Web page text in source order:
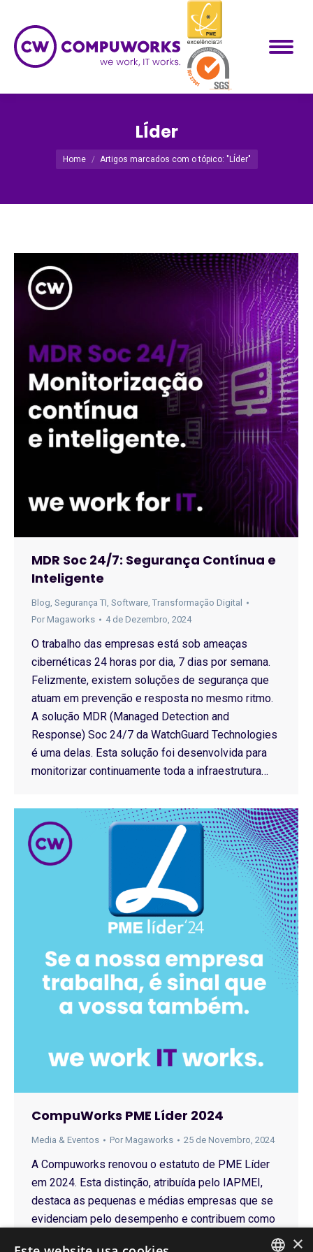
LÍder
Você está aqui:
Home Artigos marcados com o tópico: "LÍder"
MDR Soc 24/7: Segurança Contínua e
Inteligente
Blog, Segurança TI, Software, Transformação Digital
Por Magaworks 4 de Dezembro, 2024
O trabalho das empresas está sob ameaças
cibernéticas 24 horas por dia, 7 dias por semana.
Felizmente, existem soluções de segurança que
atuam em prevenção e resposta no mesmo ritmo.
A solução MDR (Managed Detection and
Response) Soc 24/7 da WatchGuard Technologies
é uma delas. Esta solução foi desenvolvida para
monitorizar continuamente toda a infraestrutura…
CompuWorks PME Líder 2024
Media & Eventos Por Magaworks 25 de Novembro, 2024
A Compuworks renovou o estatuto de PME Líder
em 2024. Esta distinção, atribuída pelo IAPMEI,
destaca as pequenas e médias empresas que se
evidenciam pelo desempenho e contribuem como
motores da economia nacional. O reconhecimento
×